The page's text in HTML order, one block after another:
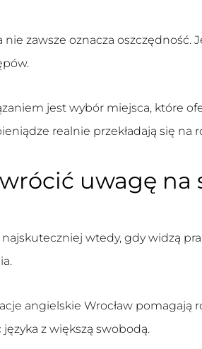
nie zawsze oznacza
jest wybór miejsca, które
realnie przekładają się na
uwagę na
najskuteczniej wtedy, gdy widzą
angielskie Wrocław pomagają
języka z większą swobodą.